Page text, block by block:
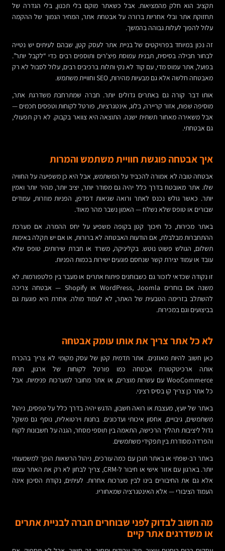
תקציב הוא חלק מהמציאות. אבל כשאתר מוקם בלי תכנון, בלי הגדרה של
תחזוקת אתר ובלי אחריות ברורה על אבטחת אתר, המחיר הנמוך של ההקמה
עלול להפוך לעלות גבוהה בהמשך.
זה נכון במיוחד בפרויקטים של בניית אתר לעסק קטן, שבהם לעיתים יש נטייה
לבחור חבילה בסיסית, תבנית עמוסת פיצ'רים ותוספים רבים כדי “לקבל יותר”.
בפועל, אתר עמוס מדי, עם קוד לא נקי ותלות ברכיבים רבים, עלול לסבול לא רק
מאבטחה חלשה אלא גם מבעיות מהירות, SEO וחוויית משתמש.
אותו דבר קורה גם באתרים גדולים יותר. חברה שמתרחבת משדרגת אתר,
מוסיפה שפות, אזור קריירה, בלוג, אינטגרציות, פורטל לקוחות וטפסים חכמים —
אבל משאירה מאחור תשתית ישנה. התוצאה היא צוואר בקבוק. לא רק תפעולי,
גם אבטחתי.
איך אבטחה פוגשת חוויית משתמש והמרות
אבטחה טובה לא אמורה להכביד על המשתמש, אבל היא כן משפיעה על החוויה
שלו. אתר מאובטח בדרך כלל יהיה גם מסודר יותר, יציב יותר, מהיר יותר ואמין
יותר. כאשר גולש נכנס לאתר ורואה שגיאות דפדפן, הפניות מוזרות, עמודים
שבורים או טופס שלא נשלח — האמון נשבר מהר מאוד.
באתר מכירות, כל חיכוך קטן בקופה משפיע על יחס ההמרה. אם מערכת
ההתחברות מבלבלת, אם הודעות האבטחה לא ברורות, או אם יש תקלה באימות
תשלום, הגולש פשוט נוטש. בקליניקה, משרד או חברת שירותים, טופס שלא
עובד או עמוד יצירת קשר שנחסם פוגעים ישירות בכמות הפניות.
זו נקודה שכדאי לזכור גם כשבוחנים פיתוח אתרים או מעבר בין פלטפורמות. לא
משנה אם בוחרים WordPress, Joomla או Shopify — אבטחה צריכה
להשתלב בזרימה הטבעית של האתר, לא לעמוד מולה. אחרת היא פוגעת גם
בביצועים וגם במכירות.
לא כל אתר צריך את אותו עומק אבטחה
כאן חשוב להיות מאוזנים. אתר תדמית קטן של עסק מקומי לא צריך בהכרח
אותה ארכיטקטורת אבטחה כמו פורטל לקוחות של ארגון, חנות
WooCommerce עם עשרות מוצרים, או אתר מחובר למערכות פנימיות. אבל
כל אתר כן צריך קו בסיס רציני.
באתר של יועץ, מעצבת או רואה חשבון, הדגש יהיה בדרך כלל על טפסים, ניהול
משתמשים, גיבויים, אחסון איכותי ועדכונים. בחנות וירטואלית, נוסף גם משקל
גדול ליציבות תהליך הרכישה, התאמה בין תוספי מסחר, הגנה על חשבונות לקוח
והפרדה מסודרת בין תפקידי משתמשים.
באתר רב-שפתי או באתר תוכן עם כמה עורכים, ניהול הרשאות הופך למשמעותי
יותר. בארגון עם אזור אישי או חיבור ל-CRM, צריך לבחון לא רק את האתר עצמו
אלא גם את החיבורים בינו לבין מערכות אחרות. לעיתים, נקודת הסיכון אינה
העמוד הציבורי — אלא האינטגרציה שמאחוריו.
מה חשוב לבדוק לפני שבוחרים חברה לבניית אתרים
או משדרגים אתר קיים